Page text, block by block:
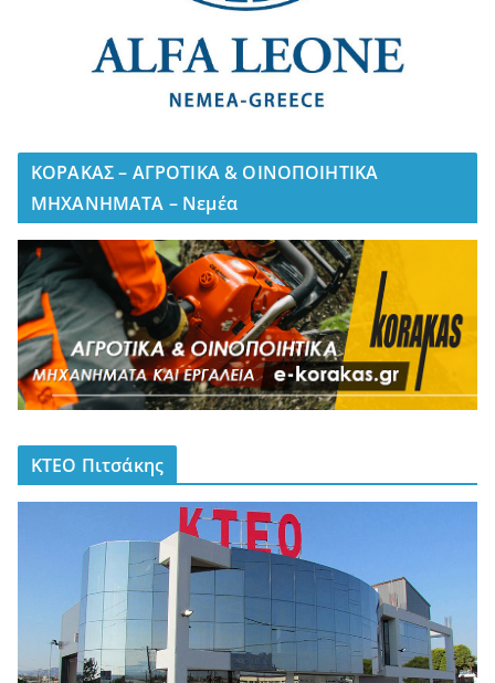
ΚΟΡΑΚΑΣ – ΑΓΡΟΤΙΚΑ & ΟΙΝΟΠΟΙΗΤΙΚΑ
ΜΗΧΑΝΗΜΑΤΑ – Νεμέα
ΚΤΕΟ Πιτσάκης